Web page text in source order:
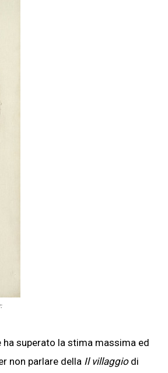
superato la stima massima ed
non parlare della Il villaggiodi